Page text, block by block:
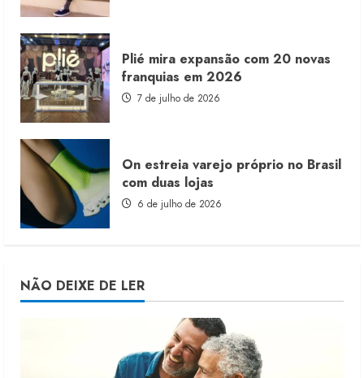
Plié mira expansão com 20 novas
franquias em 2026
7 de julho de 2026
On estreia varejo próprio no Brasil
com duas lojas
6 de julho de 2026
NÃO DEIXE DE LER